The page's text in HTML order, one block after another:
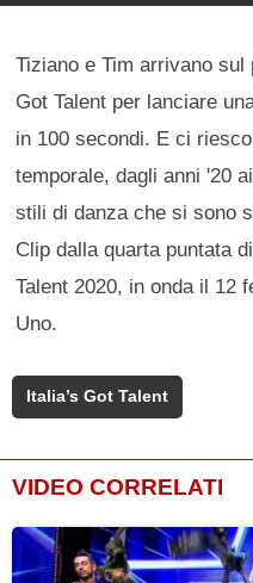
Tiziano e Tim arrivano
Got Talent per lanciare
in 100 secondi. E ci
temporale, dagli anni '20
stili di danza che si sono
Clip dalla quarta puntata
Talent 2020, in onda il 12
Uno.
Italia’s Got Talent
VIDEO CORRELATI